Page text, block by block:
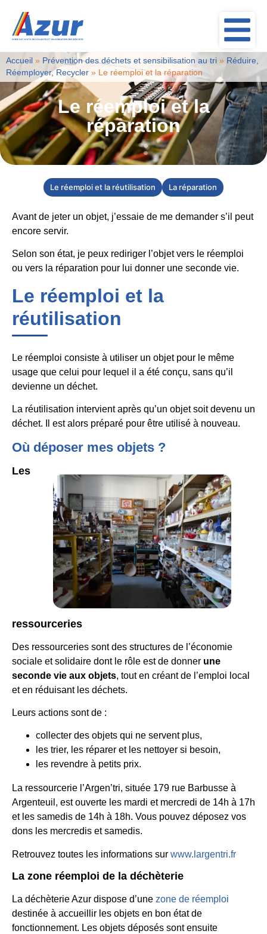
Le réemploi et la
réparation
Accueil » Prévention des déchets et sensibilisation au tri » Réduire,
Réemployer, Recycler » Le réemploi et la réparation
Le réemploi et la réutilisation La réparation
Avant de jeter un objet, j’essaie de me demander s’il peut
encore servir.
Selon son état, je peux rediriger l’objet vers le réemploi
ou vers la réparation pour lui donner une seconde vie.
Le réemploi et la
réutilisation
Le réemploi consiste à utiliser un objet pour le même
usage que celui pour lequel il a été conçu, sans qu’il
devienne un déchet.
La réutilisation intervient après qu’un objet soit devenu un
déchet. Il est alors préparé pour être utilisé à nouveau.
Où déposer mes objets ?
Les
ressourceries
Des ressourceries sont des structures de l’économie
sociale et solidaire dont le rôle est de donner une
seconde vie aux objets, tout en créant de l’emploi local
et en réduisant les déchets.
Leurs actions sont de :
collecter des objets qui ne servent plus,
les trier, les réparer et les nettoyer si besoin,
les revendre à petits prix.
La ressourcerie l’Argen’tri, située 179 rue Barbusse à
Argenteuil, est ouverte les mardi et mercredi de 14h à 17h
et les samedis de 14h à 18h. Vous pouvez déposez vos
dons les mercredis et samedis.
Retrouvez toutes les informations sur www.largentri.fr
La zone réemploi de la déchèterie
La déchèterie Azur dispose d’une zone de réemploi
destinée à accueillir les objets en bon état de
fonctionnement. Les objets déposés sont ensuite